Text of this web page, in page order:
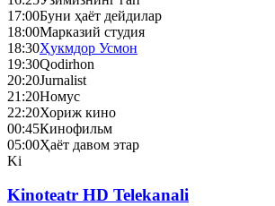
17:00Буни ҳаёт дейдилар
18:00Марказий студия
18:30Ҳукмдор Усмон
19:30Qodirhon
20:20Jurnalist
21:20Номус
22:20Хориж кино
00:45Кинофильм
05:00Ҳаёт давом этар
Ki
Kinoteatr HD Telekanali